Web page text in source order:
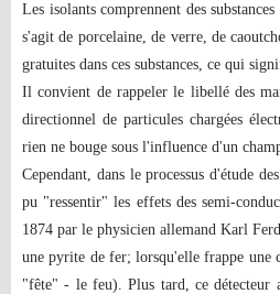
Les isolants comprennent des
s'agit de porcelaine, de verre, de
gratuites dans ces substances, ce qui
Il convient de rappeler le libellé des
directionnel de particules chargées
rien ne bouge sous l'influence d'un
Cependant, dans le processus d'étude
pu "ressentir" les effets des semi-
1874 par le physicien allemand Karl
une pyrite de fer; lorsqu'elle frappe une
"fête" - le feu). Plus tard, ce détecteur